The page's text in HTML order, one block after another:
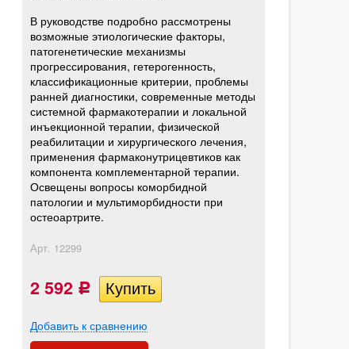
В руководстве подробно рассмотрены
возможные этиологические факторы,
патогенетические механизмы
прогрессирования, гетерогенность,
классификационные критерии, проблемы
ранней диагностики, современные методы
системной фармакотерапии и локальной
инъекционной терапии, физической
реабилитации и хирургического лечения,
применения фармаконутрицевтиков как
компонента комплементарной терапии.
Освещены вопросы коморбидной
патологии и мультиморбидности при
остеоартрите.
Арт. 12299
2 592 Р
Добавить к сравнению